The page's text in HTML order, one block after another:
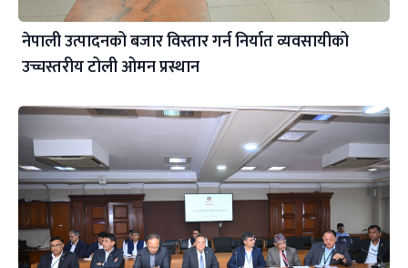
नेपाली उत्पादनको बजार विस्तार गर्न निर्यात व्यवसायीको
उच्चस्तरीय टोली ओमन प्रस्थान